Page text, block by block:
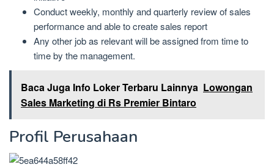
Conduct weekly, monthly and quarterly review of sales
performance and able to create sales report
Any other job as relevant will be assigned from time to
time by the management.
Baca Juga Info Loker Terbaru Lainnya Lowongan
Sales Marketing di Rs Premier Bintaro
Profil Perusahaan